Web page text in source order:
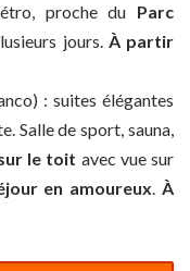
proche du Parc
jours. À partir
: suites élégantes
Salle de sport, sauna,
le toit avec vue sur
en amoureux.À